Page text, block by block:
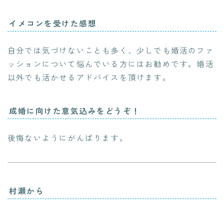
イメコンを受けた感想
自分では気づけないことも多く、少しでも婚活のファ
ッションについて悩んでいる方にはお勧めです。婚活
以外でも活かせるアドバイスを頂けます。
成婚に向けた意気込みをどうぞ！
後悔ないようにがんばります。
村瀬から